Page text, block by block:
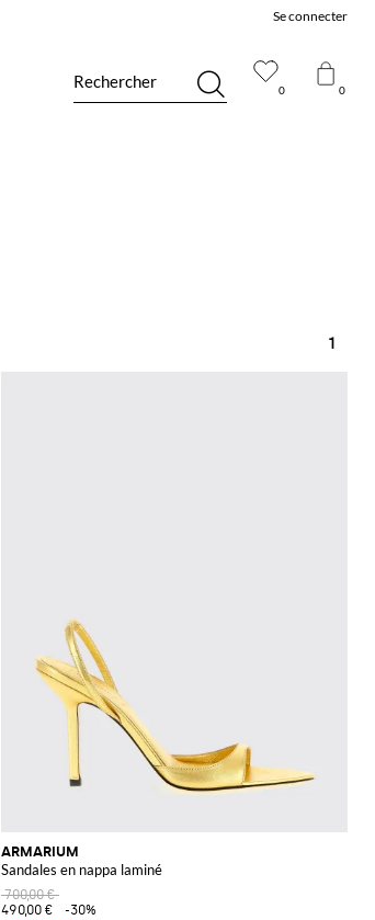
1
ARMARIUM
Sandales en nappa laminé
700,00 €
490,00 €
-30%
0 0
Rechercher
Se connecter